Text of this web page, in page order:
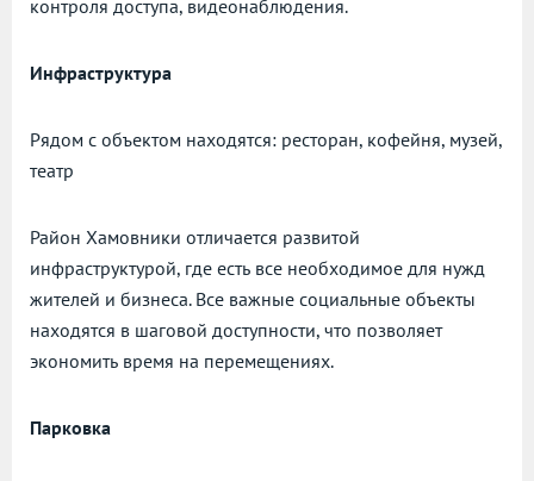
контроля доступа, видеонаблюдения.
Инфраструктура
Рядом с объектом находятся: ресторан, кофейня, музей,
театр
Район Хамовники отличается развитой
инфраструктурой, где есть все необходимое для нужд
жителей и бизнеса. Все важные социальные объекты
находятся в шаговой доступности, что позволяет
экономить время на перемещениях.
Парковка